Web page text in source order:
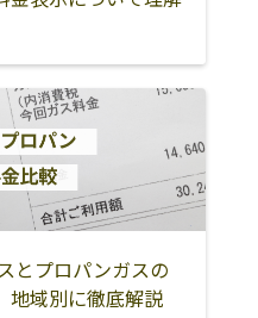
とプロパンガスの
地域別に徹底解説